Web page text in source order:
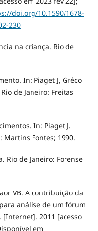
doi.org/10.1590/1678-
230
na criança. Rio de
In: Piaget J, Gréco
de Janeiro: Freitas
In: Piaget J.
Martins Fontes; 1990.
Rio de Janeiro: Forense
VB. A contribuição da
análise de um fórum
[Internet]. 2011 [acesso
em